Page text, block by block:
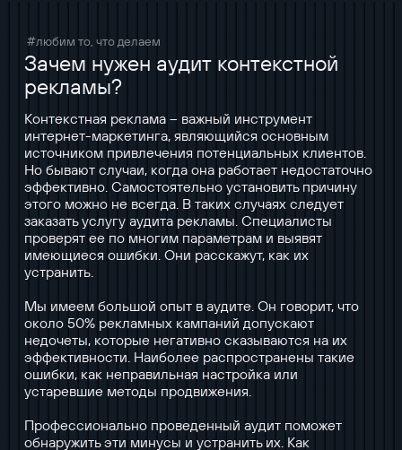
#любим то, что делаем
Зачем нужен аудит контекстной
рекламы?
Контекстная реклама – важный инструмент
интернет-маркетинга, являющийся основным
источником привлечения потенциальных клиентов.
Но бывают случаи, когда она работает недостаточно
эффективно. Самостоятельно установить причину
этого можно не всегда. В таких случаях следует
заказать услугу аудита рекламы. Специалисты
проверят ее по многим параметрам и выявят
имеющиеся ошибки. Они расскажут, как их
устранить.
Мы имеем большой опыт в аудите. Он говорит, что
около 50% рекламных кампаний допускают
недочеты, которые негативно сказываются на их
эффективности. Наиболее распространены такие
ошибки, как неправильная настройка или
устаревшие методы продвижения.
Профессионально проведенный аудит поможет
обнаружить эти минусы и устранить их. Как